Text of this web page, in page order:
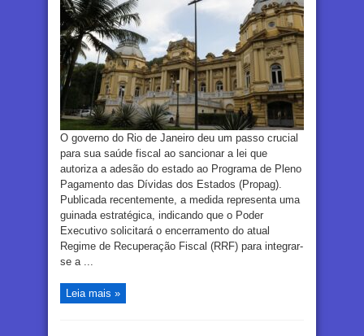
O governo do Rio de Janeiro deu um passo crucial
para sua saúde fiscal ao sancionar a lei que
autoriza a adesão do estado ao Programa de Pleno
Pagamento das Dívidas dos Estados (Propag).
Publicada recentemente, a medida representa uma
guinada estratégica, indicando que o Poder
Executivo solicitará o encerramento do atual
Regime de Recuperação Fiscal (RRF) para integrar-
se a ...
Leia mais »